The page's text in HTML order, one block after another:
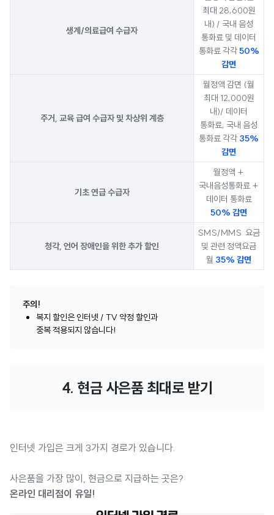
생계/의료급여 수급자
최대 28,600원
내) / 국내 음성
통화료 및 데이터
통화료 각각50%
감면
주거, 교육 급여 수급자 및 차상위 계층
월정액 감면 (월
최대 12,000원
내)/ 데이터
통화료, 국내 음성
통화료 각각 35%
감면
기초 연급 수급자
월정액 +
국내음성통화료 +
데이터 통화료
50% 감면
청각, 언어 장애인을 위한 추가 할인
SMS/MMS 요금
및 관련 정액요금
월 35% 감면
주의!
복지 할인은 인터넷 / TV 약정 할인과
중복 적용되지 않습니다!
4. 현금 사은품 최대로 받기
인터넷 가입은 크게 3가지 경로가 있습니다.
사은품을 가장 많이, 현금으로 지급하는 곳은?
온라인 대리점이 유일!